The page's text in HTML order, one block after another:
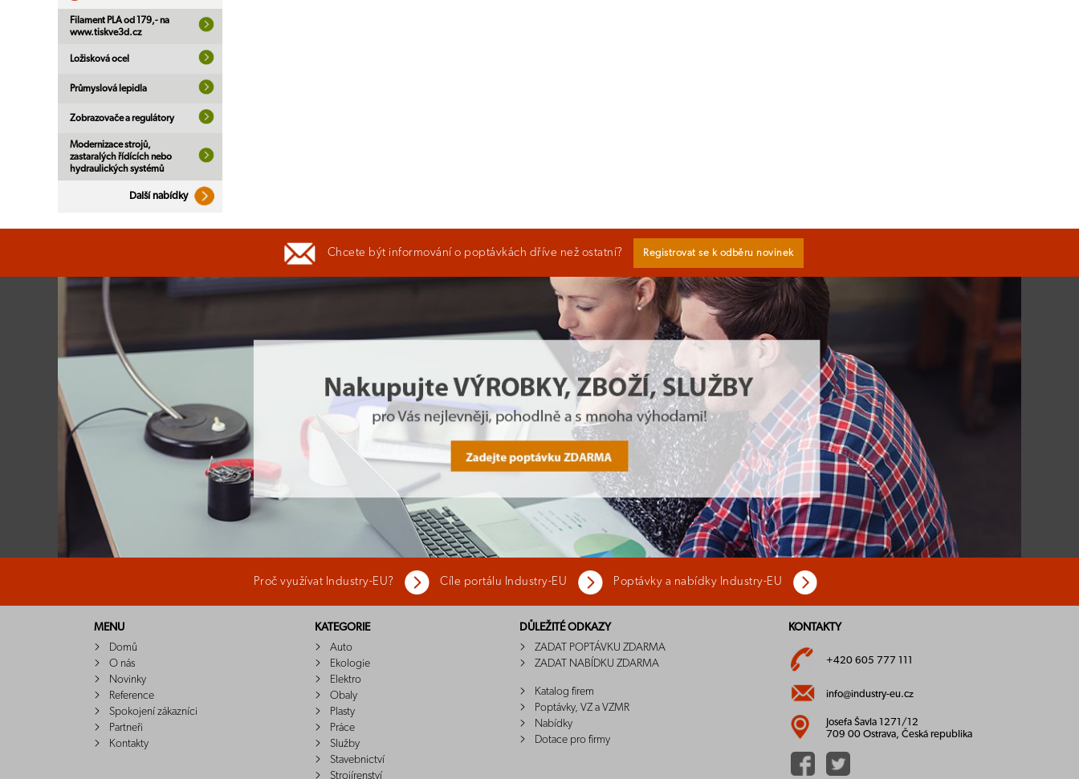
Filament PLA od 179,- na
www.tiskve3d.cz
Ložisková ocel
Průmyslová lepidla
Zobrazovače a regulátory
Modernizace strojů,
zastaralých řídících nebo
hydraulických systémů
Další nabídky
Chcete být informování o poptávkách dříve než ostatní? Registrovat se k odběru novinek
Proč využívat Industry-EU? Cíle portálu Industry-EU Poptávky a nabídky Industry-EU
MENU
Domů
O nás
Novinky
Reference
Spokojení zákazníci
Partneři
Kontakty
KATEGORIE
Auto
Ekologie
Elektro
Obaly
Plasty
Práce
Služby
Stavebnictví
Strojírenství
DŮLEŽITÉ ODKAZY
ZADAT POPTÁVKU ZDARMA
ZADAT NABÍDKU ZDARMA
Katalog firem
Poptávky, VZ a VZMR
Nabídky
Dotace pro firmy
KONTAKTY
+420 605 777 111
info@industry-eu.cz
Josefa Šavla 1271/12
709 00 Ostrava, Česká republika